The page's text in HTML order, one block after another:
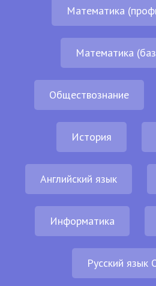
Математика
Математика
Обществознание
История
Английский язык
Информатика
Русский язык